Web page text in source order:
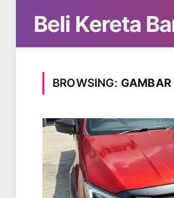
Beli Kereta
BROWSING: GAMBAR